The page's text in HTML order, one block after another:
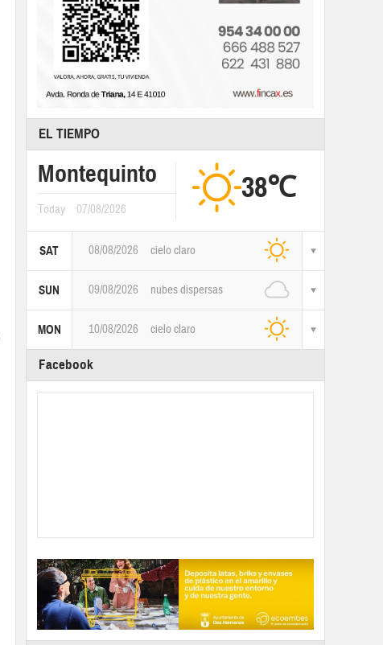
EL TIEMPO
Montequinto
Today 07/08/2026
38℃
SAT 08/08/2026 cielo claro
SUN 09/08/2026 nubes dispersas
MON 10/08/2026 cielo claro
Facebook